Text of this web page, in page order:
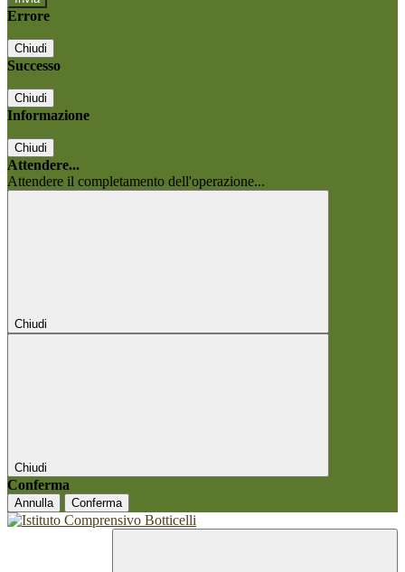
Errore
Chiudi
Successo
Chiudi
Informazione
Chiudi
Attendere...
Attendere il completamento dell'operazione...
Chiudi
Chiudi
Conferma
Annulla Conferma